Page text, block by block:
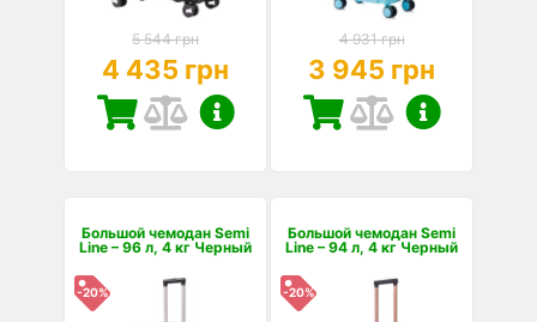
5 544 грн
4 435 грн
4 931 грн
3 945 грн
Большой чемодан Semi
Line – 96 л, 4 кг Черный
-20%
Большой чемодан Semi
Line – 94 л, 4 кг Черный
-20%